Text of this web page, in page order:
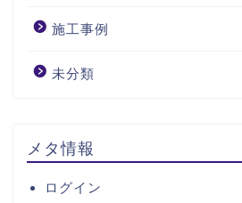
施工事例
未分類
メタ情報
ログイン